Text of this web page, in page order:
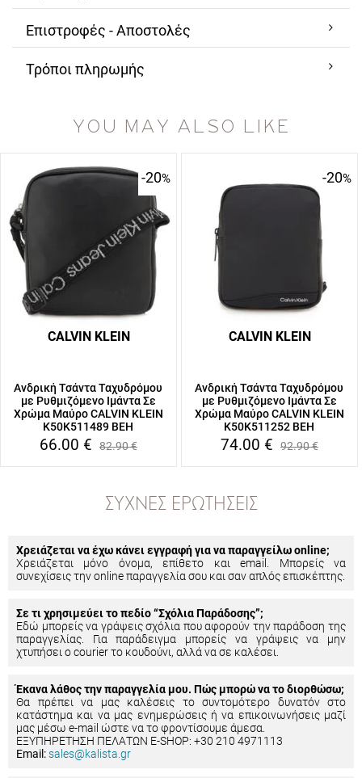
Επιστροφές - Αποστολές
Τρόποι πληρωμής
YOU MAY ALSO LIKE
-20%
CALVIN KLEIN
Ανδρική Τσάντα Ταχυδρόμου
με Ρυθμιζόμενο Ιμάντα Σε
Χρώμα Μαύρο CALVIN KLEIN
K50K511489 BEH
66.00 € 82.90€
-20%
CALVIN KLEIN
Ανδρική Τσάντα Ταχυδρόμου
με Ρυθμιζόμενο Ιμάντα Σε
Χρώμα Μαύρο CALVIN KLEIN
K50K511252 BEH
74.00 € 92.90€
ΣΥΧΝΈΣ ΕΡΩΤΉΣΕΙΣ
Χρειάζεται να έχω κάνει εγγραφή για να παραγγείλω online;
Χρειάζεται μόνο όνομα, επίθετο και email. Μπορείς να
συνεχίσεις την online παραγγελία σου και σαν απλός επισκέπτης.
Σε τι χρησιμεύει το πεδίο “Σχόλια Παράδοσης”;
Εδώ μπορείς να γράψεις σχόλια που αφορούν την παράδοση της
παραγγελίας. Για παράδειγμα μπορείς να γράψεις να μην
χτυπήσει ο courier το κουδούνι, αλλά να σε καλέσει.
Έκανα λάθος την παραγγελία μου. Πώς μπορώ να το διορθώσω;
Θα πρέπει να μας καλέσεις το συντομότερο δυνατόν στο
κατάστημα και να μας ενημερώσεις ή να επικοινωνήσεις μαζί
μας μέσω e-mail ώστε να το φροντίσουμε άμεσα.
ΕΞΥΠΗΡΕΤΗΣΗ ΠΕΛΑΤΩΝ E-SHOP: +30 210 4971113
Email:sales@kalista.gr